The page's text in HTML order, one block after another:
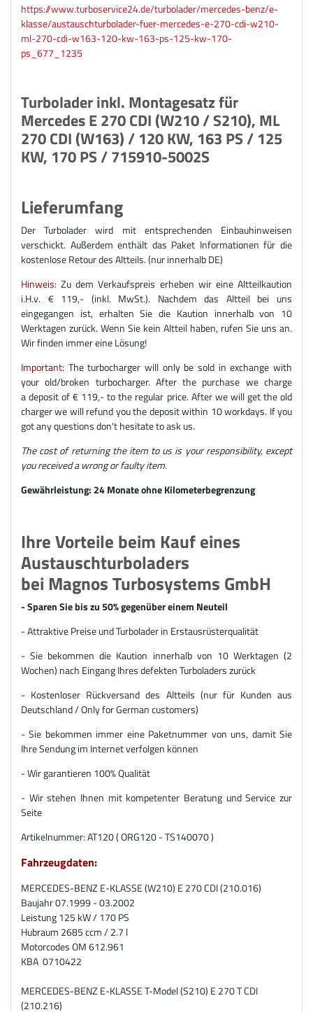
https://www.turboservice24.de/turbolader/mercedes-benz/e-
klasse/austauschturbolader-fuer-mercedes-e-270-cdi-w210-
ml-270-cdi-w163-120-kw-163-ps-125-kw-170-
ps_677_1235
Turbolader inkl. Montagesatz für
Mercedes E 270 CDI (W210 / S210), ML
270 CDI (W163) / 120 KW, 163 PS / 125
KW, 170 PS / 715910-5002S
Lieferumfang
Der Turbolader wird mit entsprechenden Einbauhinweisen
verschickt. Außerdem enthält das Paket Informationen für die
kostenlose Retour des Altteils. (nur innerhalb DE)
Hinweis: Zu dem Verkaufspreis erheben wir eine Altteilkaution
i.H.v. € 119,- (inkl. MwSt.). Nachdem das Altteil bei uns
eingegangen ist, erhalten Sie die Kaution innerhalb von 10
Werktagen zurück. Wenn Sie kein Altteil haben, rufen Sie uns an.
Wir finden immer eine Lösung!
Important: The turbocharger will only be sold in exchange with
your old/broken turbocharger. After the purchase we charge
a deposit of € 119,- to the regular price. After we will get the old
charger we will refund you the deposit within 10 workdays. If you
got any questions don't hesitate to ask us.
The cost of returning the item to us is your responsibility, except
you received a wrong or faulty item.
Gewährleistung: 24 Monate ohne Kilometerbegrenzung
Ihre Vorteile beim Kauf eines
Austauschturboladers
bei Magnos Turbosystems GmbH
- Sparen Sie bis zu 50% gegenüber einem Neuteil
- Attraktive Preise und Turbolader in Erstausrüsterqualität
- Sie bekommen die Kaution innerhalb von 10 Werktagen (2
Wochen) nach Eingang Ihres defekten Turboladers zurück
- Kostenloser Rückversand des Altteils (nur für Kunden aus
Deutschland / Only for German customers)
- Sie bekommen immer eine Paketnummer von uns, damit Sie
Ihre Sendung im Internet verfolgen können
- Wir garantieren 100% Qualität
- Wir stehen Ihnen mit kompetenter Beratung und Service zur
Seite
Artikelnummer: AT120 ( ORG120 - TS140070 )
Fahrzeugdaten:
MERCEDES-BENZ E-KLASSE (W210) E 270 CDI (210.016)
Baujahr 07.1999 - 03.2002
Leistung 125 kW / 170 PS
Hubraum 2685 ccm / 2.7 l
Motorcodes OM 612.961
KBA 0710422
MERCEDES-BENZ E-KLASSE T-Model (S210) E 270 T CDI
(210.216)